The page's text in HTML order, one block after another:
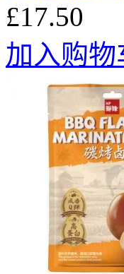
£17.50
加入购物